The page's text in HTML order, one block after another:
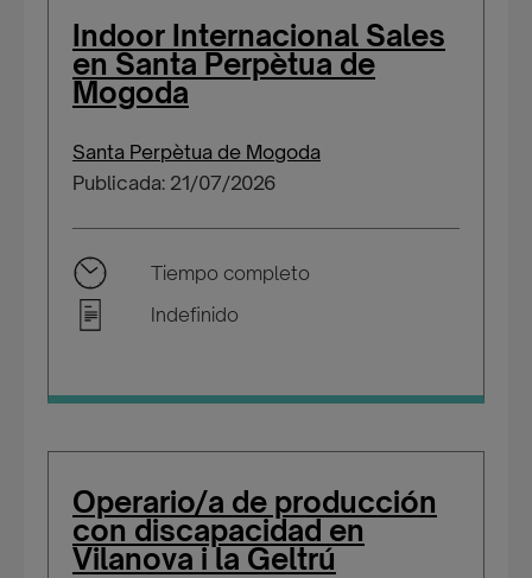
Indoor Internacional Sales
en Santa Perpètua de
Mogoda
Santa Perpètua de Mogoda
Publicada: 21/07/2026
Tiempo completo
Indefinido
Operario/a de producción
con discapacidad en
Vilanova i la Geltrú